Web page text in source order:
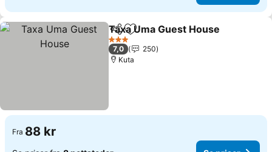
Del Legg til i favoritter
Taxa Uma Guest House
3 Stjerner
7,0
250
Kuta
Fra 88 kr